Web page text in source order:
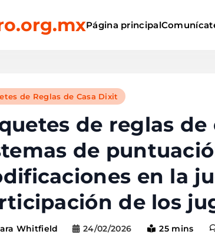
Página principal
de Reglas de Casa Dixit
de reglas de
de
en la
de los
Whitfield 24/02/2026 25 mins